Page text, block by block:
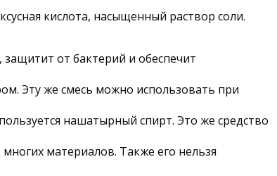
кислота, насыщенный раствор соли.
от бактерий и обеспечит
Эту же смесь можно использовать при
нашатырный спирт. Это же средство
материалов. Также его нельзя